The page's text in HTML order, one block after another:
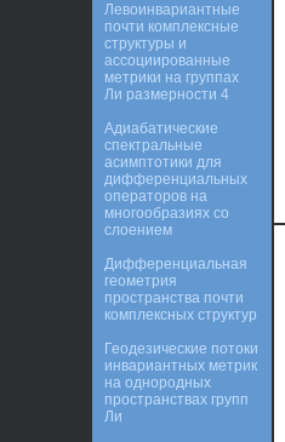
Левоинвариантные
почти комплексные
структуры и
ассоциированные
метрики на группах
Ли размерности 4
Адиабатические
спектральные
асимптотики для
дифференциальных
операторов на
многообразиях со
слоением
Дифференциальная
геометрия
пространства почти
комплексных структур
Геодезические потоки
инвариантных метрик
на однородных
пространствах групп
Ли